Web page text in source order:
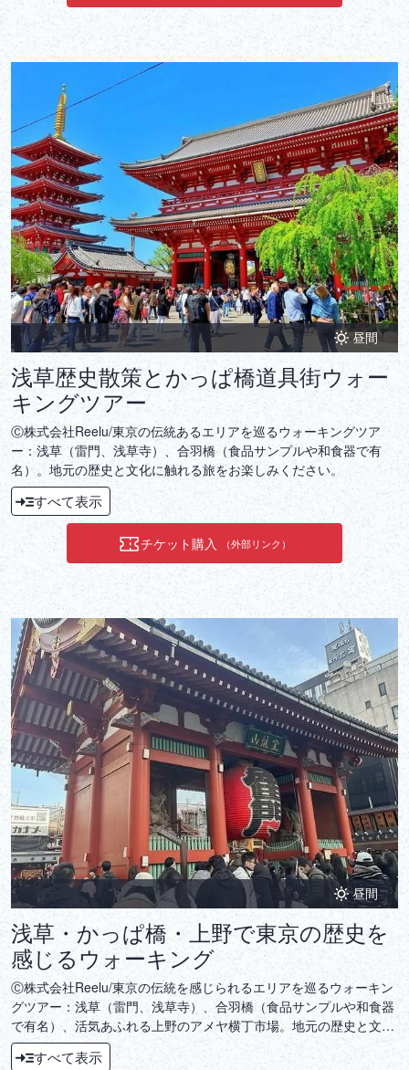
昼間
浅草歴史散策とかっぱ橋道具街ウォー
キングツアー
Ⓒ株式会社Reelu/東京の伝統あるエリアを巡るウォーキングツア
ー：浅草（雷門、浅草寺）、合羽橋（食品サンプルや和食器で有
名）。地元の歴史と文化に触れる旅をお楽しみください。
すべて表示
チケット購入 （外部リンク）
昼間
浅草・かっぱ橋・上野で東京の歴史を
感じるウォーキング
Ⓒ株式会社Reelu/東京の伝統を感じられるエリアを巡るウォーキン
グツアー：浅草（雷門、浅草寺）、合羽橋（食品サンプルや和食器
で有名）、活気あふれる上野のアメヤ横丁市場。地元の歴史と文化
を体験する旅です。
すべて表示